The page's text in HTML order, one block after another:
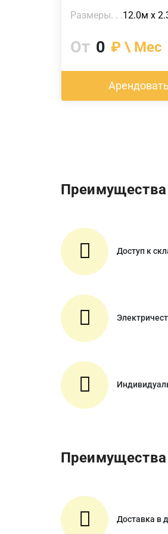
Размеры 12.0м х
От 0 ₽ \ Мес
Арендовать
Доступ к
Доставка в